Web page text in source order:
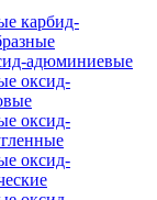
карбид-
адюминиевые
оксид-
оксид-
оксид-